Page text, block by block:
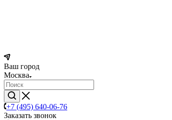
Ваш город
Москва
+7 (495) 640-06-76
Заказать звонок